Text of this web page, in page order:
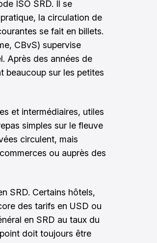
ISO SRD. Il se
la circulation de
se fait en billets.
CBvS) supervise
Après des années de
beaucoup sur les petites
et intermédiaires, utiles
simples sur le fleuve
circulent, mais
ou auprès des
SRD. Certains hôtels,
des tarifs en USD ou
en SRD au taux du
doit toujours être